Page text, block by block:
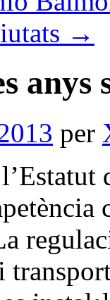
→
anys
per